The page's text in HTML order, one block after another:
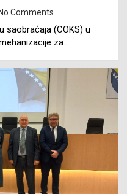
No Comments
saobraćaja (COKS) u
za…